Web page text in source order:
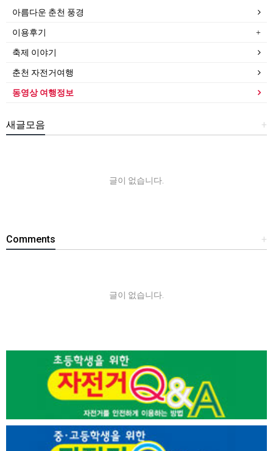
아름다운 춘천 풍경
이용후기
축제 이야기
춘천 자전거여행
동영상 여행정보
+
새글모음
글이 없습니다.
+
Comments
글이 없습니다.